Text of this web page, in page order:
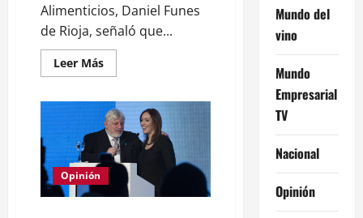
Alimenticios, Daniel Funes
de Rioja, señaló que...
Leer MásLeer
más
Funes
de
Rioja
abre
el
paraguas
alerta
que
Opinión
Mundo del
vino
Mundo
Empresarial
TV
Nacional
Opinión